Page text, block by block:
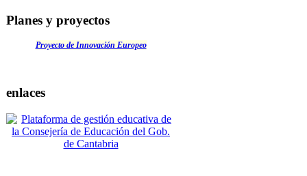
Planes y proyectos
Proyecto de Innovación Europeo
enlaces